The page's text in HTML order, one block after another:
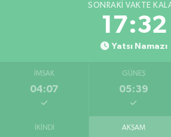
SONRAKI VAKTE
17:31
Yatsı Namazı
İMSAK
04:07
GÜNEŞ
05:39
İKINDI AKŞAM